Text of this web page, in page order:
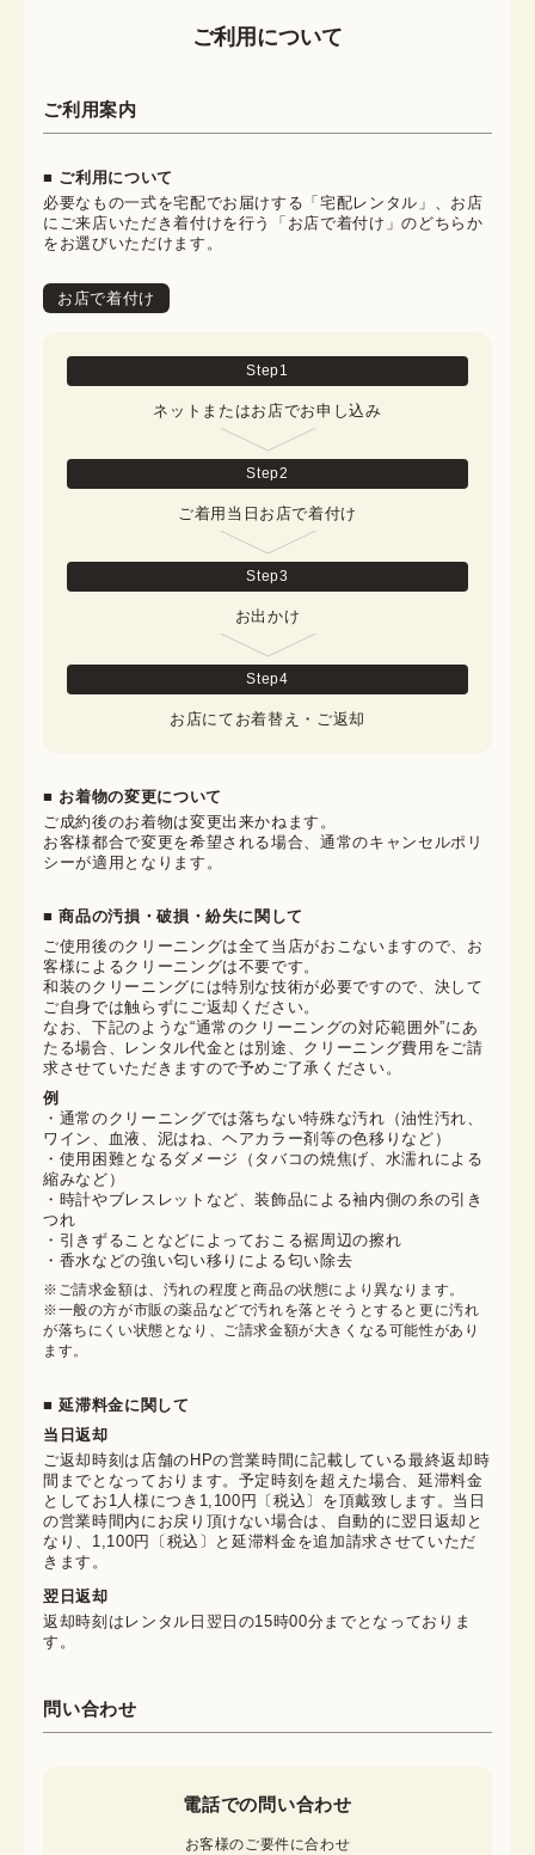
ご利用について
ご利用案内
■ ご利用について
必要なもの一式を宅配でお届けする「宅配レンタル」、お店
にご来店いただき着付けを行う「お店で着付け」のどちらか
をお選びいただけます。
お店で着付け
Step1
ネットまたはお店でお申し込み
Step2
ご着用当日お店で着付け
Step3
お出かけ
Step4
お店にてお着替え・ご返却
■ お着物の変更について
ご成約後のお着物は変更出来かねます。
お客様都合で変更を希望される場合、通常のキャンセルポリ
シーが適用となります。
■ 商品の汚損・破損・紛失に関して
ご使用後のクリーニングは全て当店がおこないますので、お
客様によるクリーニングは不要です。
和装のクリーニングには特別な技術が必要ですので、決して
ご自身では触らずにご返却ください。
なお、下記のような“通常のクリーニングの対応範囲外”にあ
たる場合、レンタル代金とは別途、クリーニング費用をご請
求させていただきますので予めご了承ください。
例
・通常のクリーニングでは落ちない特殊な汚れ（油性汚れ、
ワイン、血液、泥はね、ヘアカラー剤等の色移りなど）
・使用困難となるダメージ（タバコの焼焦げ、水濡れによる
縮みなど）
・時計やブレスレットなど、装飾品による袖内側の糸の引き
つれ
・引きずることなどによっておこる裾周辺の擦れ
・香水などの強い匂い移りによる匂い除去
※ご請求金額は、汚れの程度と商品の状態により異なります。
※一般の方が市販の薬品などで汚れを落とそうとすると更に汚れ
が落ちにくい状態となり、ご請求金額が大きくなる可能性があり
ます。
■ 延滞料金に関して
当日返却
ご返却時刻は店舗のHPの営業時間に記載している最終返却時
間までとなっております。予定時刻を超えた場合、延滞料金
としてお1人様につき1,100円〔税込〕を頂戴致します。当日
の営業時間内にお戻り頂けない場合は、自動的に翌日返却と
なり、1,100円〔税込〕と延滞料金を追加請求させていただ
きます。
翌日返却
返却時刻はレンタル日翌日の15時00分までとなっておりま
す。
問い合わせ
電話での問い合わせ
お客様のご要件に合わせ